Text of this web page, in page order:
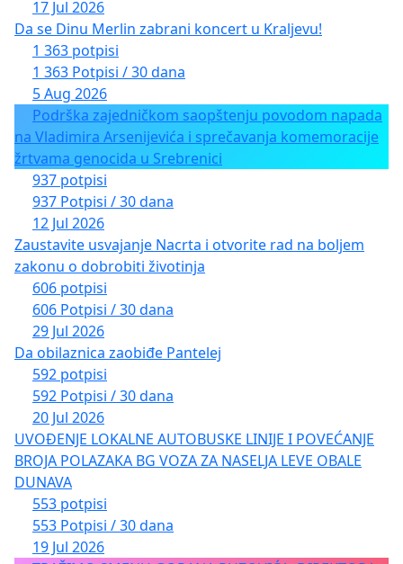
17 Jul 2026
Da se Dinu Merlin zabrani koncert u Kraljevu!
1 363 potpisi
1 363 Potpisi / 30 dana
5 Aug 2026
Podrška zajedničkom saopštenju povodom napada
na Vladimira Arsenijevića i sprečavanja komemoracije
žrtvama genocida u Srebrenici
937 potpisi
937 Potpisi / 30 dana
12 Jul 2026
Zaustavite usvajanje Nacrta i otvorite rad na boljem
zakonu o dobrobiti životinja
606 potpisi
606 Potpisi / 30 dana
29 Jul 2026
Da obilaznica zaobiđe Pantelej
592 potpisi
592 Potpisi / 30 dana
20 Jul 2026
UVOĐENJE LOKALNE AUTOBUSKE LINIJE I POVEĆANJE
BROJA POLAZAKA BG VOZA ZA NASELJA LEVE OBALE
DUNAVA
553 potpisi
553 Potpisi / 30 dana
19 Jul 2026